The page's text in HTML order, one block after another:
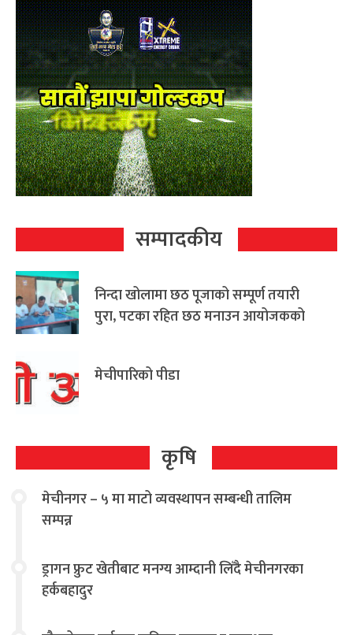
सम्पादकीय
निन्दा खोलामा छठ पूजाको सम्पूर्ण तयारी
पुरा, पटका रहित छठ मनाउन आयोजकको
मेचीपारिको पीडा
कृषि
मेचीनगर – ५ मा माटो व्यवस्थापन सम्बन्धी तालिम
सम्पन्न
ड्रागन फ्रुट खेतीबाट मनग्य आम्दानी लिँदै मेचीनगरका
हर्कबहादुर